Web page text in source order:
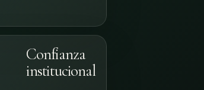
Confianza
institucional